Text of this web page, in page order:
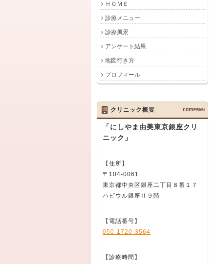
ＨＯＭＥ
診療メニュー
診療風景
アンケート結果
地図行き方
プロフィール
クリニック概要 COMPANY
「にしやま由美東京銀座クリ
ニック」
【住所】
〒104-0061
東京都中央区銀座二丁目８番１７
ハビウル銀座Ⅱ９階
【電話番号】
050-1720-3564
【診療時間】